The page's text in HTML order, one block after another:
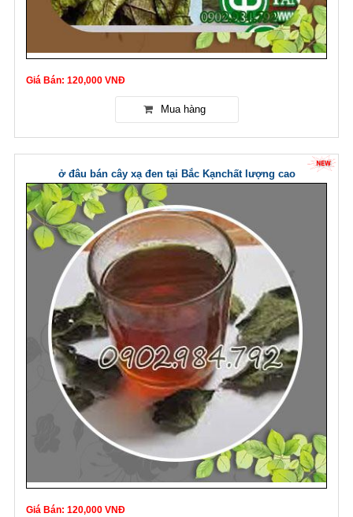
Giá Bán: 120,000 VNĐ
ở đâu bán cây xạ đen tại Bắc Kạnchất lượng cao
Giá Bán: 120,000 VNĐ